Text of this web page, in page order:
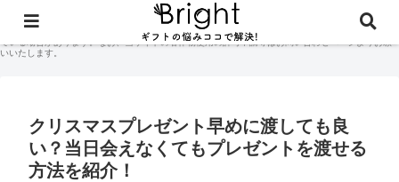
当サイトに掲載されている記事コンテンツやギフト体験談などの著作権はサイト管理人に付随して
おり、無断での商用利用・二次配布は禁止しております。当サイトのコンテンツには広告が含まれ
ている場合があります。なお、当サイトの著作物使用の許可申請等はお問い合わせページよりお願
いいたします。
クリスマスプレゼント早めに渡しても良
い？当日会えなくてもプレゼントを渡せる
方法を紹介！